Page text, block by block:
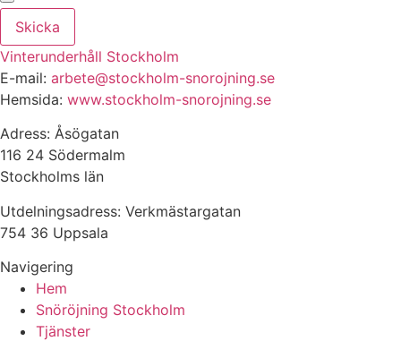
Skicka
Vinterunderhåll Stockholm
E-mail: arbete@stockholm-snorojning.se
Hemsida: www.stockholm-snorojning.se
Adress: Åsögatan
116 24 Södermalm
Stockholms län
Utdelningsadress: Verkmästargatan
754 36 Uppsala
Navigering
Hem
Snöröjning Stockholm
Tjänster